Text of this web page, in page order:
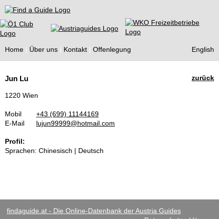
Find a Guide
Home Über uns Kontakt Offenlegung English
Guides
zurück
Jun Lu
1220 Wien
Mobil
+43 (699) 11144169
E-Mail
lujun99999@hotmail.com
Profil:
Sprachen: Chinesisch | Deutsch
findaguide.at - Die Online-Datenbank der Austria Guides